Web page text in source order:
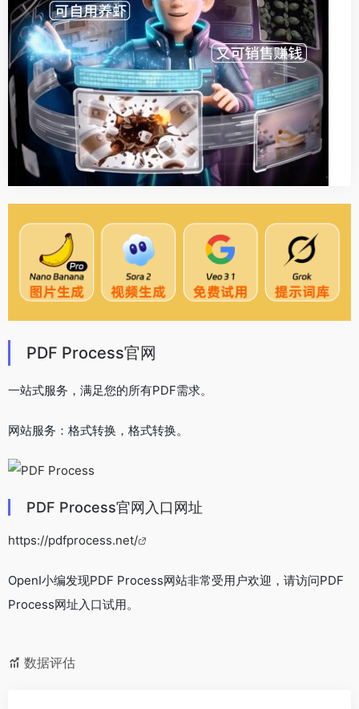
PDF Process官网
一站式服务，满足您的所有PDF需求。
网站服务：格式转换，格式转换。
PDF Process官网入口网址
https://pdfprocess.net/
OpenI小编发现PDF Process网站非常受用户欢迎，请访问PDF
Process网址入口试用。
数据评估